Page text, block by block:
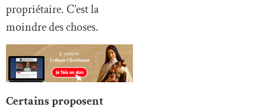
propriétaire. C’est la
moindre des choses.
Certains proposent